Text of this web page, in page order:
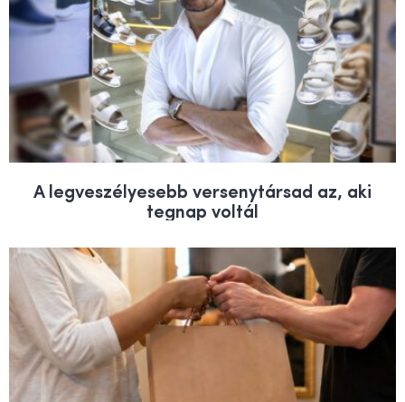
A legveszélyesebb versenytársad az, aki
tegnap voltál